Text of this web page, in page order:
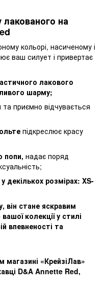
лакованого на
кольорі, насиченому і
ваш силует і привертає
лакового
шарму;
приємно відчувається
підкреслює красу
попи, надає поряд
декількох розмірах: XS-
він стане яскравим
колекції у стилі
впевненості та
«КрейзіЛав»
D&A Annette Red,